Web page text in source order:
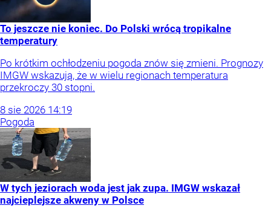
To jeszcze nie koniec. Do Polski wrócą tropikalne
temperatury
Po krótkim ochłodzeniu pogoda znów się zmieni. Prognozy
IMGW wskazują, że w wielu regionach temperatura
przekroczy 30 stopni.
8 sie 2026 14:19
Pogoda
W tych jeziorach woda jest jak zupa. IMGW wskazał
najcieplejsze akweny w Polsce